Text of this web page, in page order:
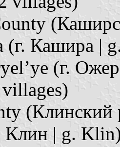
(г. Кашира |
(г.
Клин | g.